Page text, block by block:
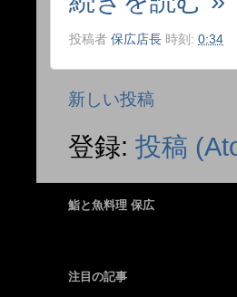
投稿者 保広店長 時刻: 0:34
新しい投稿
登録: 投稿
鮨と魚料理 保広
注目の記事